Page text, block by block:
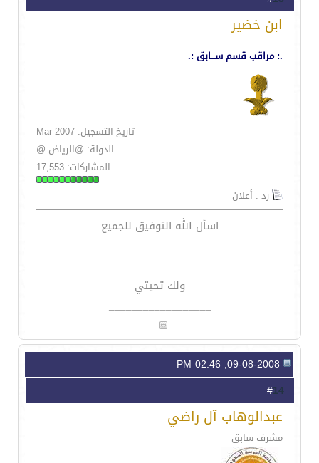
ابن خضير
.: مراقب قسم ســـابق :.
تاريخ التسجيل: Mar 2007
الدولة: @الرياض @
المشاركات: 17,553
رد : أعلان
اسأل الله التوفيق للجميع
ولك تحيتي
__________________
14
عبدالوهاب آل راضي
مشرف سابق